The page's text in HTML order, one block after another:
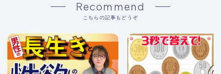
Recommend
こちらの記事もどうぞ